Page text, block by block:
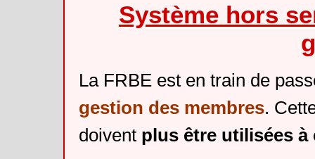
Système hors
La FRBE est en train de
gestion des membres.
doivent plus être utilisées